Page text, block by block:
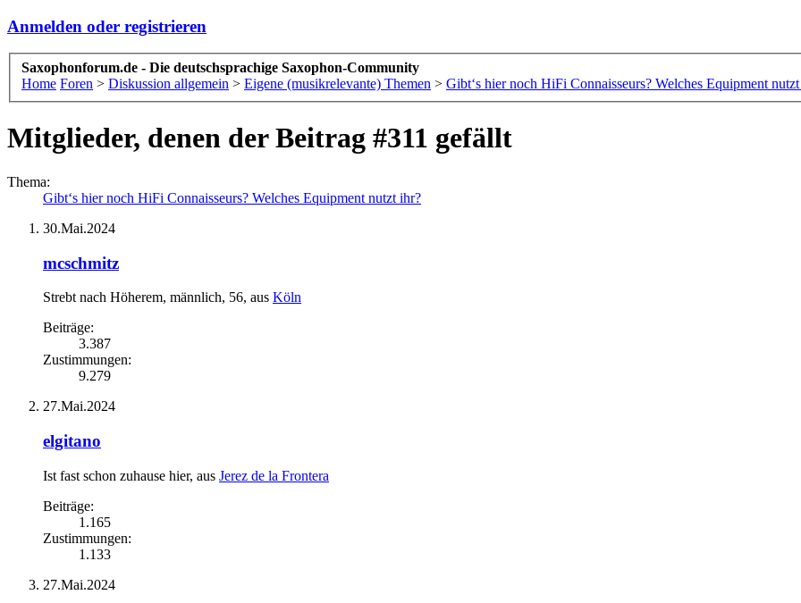
Anmelden oder registrieren
Saxophonforum.de - Die deutschsprachige Saxophon-Community
Home Foren > Diskussion allgemein > Eigene (musikrelevante) Themen > Gibt‘s hier noch HiFi Connaisseurs? Welches Equipment
Mitglieder, denen der Beitrag #311 gefällt
Thema:
Gibt‘s hier noch HiFi Connaisseurs? Welches Equipment nutzt ihr?
30.Mai.2024
mcschmitz
Strebt nach Höherem, männlich, 56, aus Köln
Beiträge:
3.387
Zustimmungen:
9.279
27.Mai.2024
elgitano
Ist fast schon zuhause hier, aus Jerez de la Frontera
Beiträge:
1.165
Zustimmungen:
1.133
27.Mai.2024